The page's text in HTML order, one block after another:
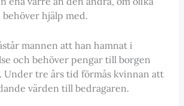
hjälp med.
mannen att han hamnat i
och behöver pengar till borgen
Under tre års tid förmås kvinnan att
värden till bedragaren.